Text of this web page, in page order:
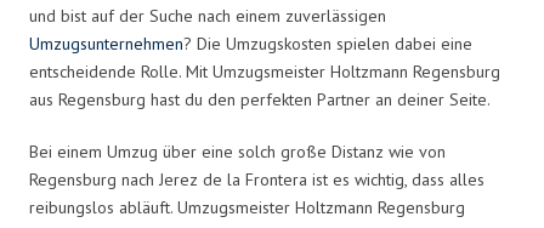
und bist auf der Suche nach einem zuverlässigen
Umzugsunternehmen? Die Umzugskosten spielen dabei eine
entscheidende Rolle. Mit Umzugsmeister Holtzmann Regensburg
aus Regensburg hast du den perfekten Partner an deiner Seite.
Bei einem Umzug über eine solch große Distanz wie von
Regensburg nach Jerez de la Frontera ist es wichtig, dass alles
reibungslos abläuft. Umzugsmeister Holtzmann Regensburg